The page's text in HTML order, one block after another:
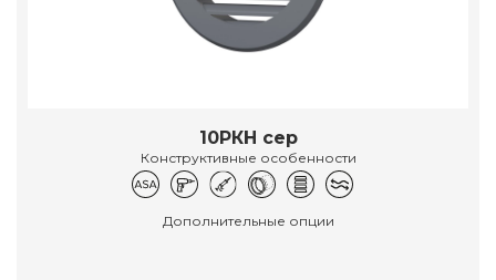
10РКН сер
Конструктивные особенности
Дополнительные опции